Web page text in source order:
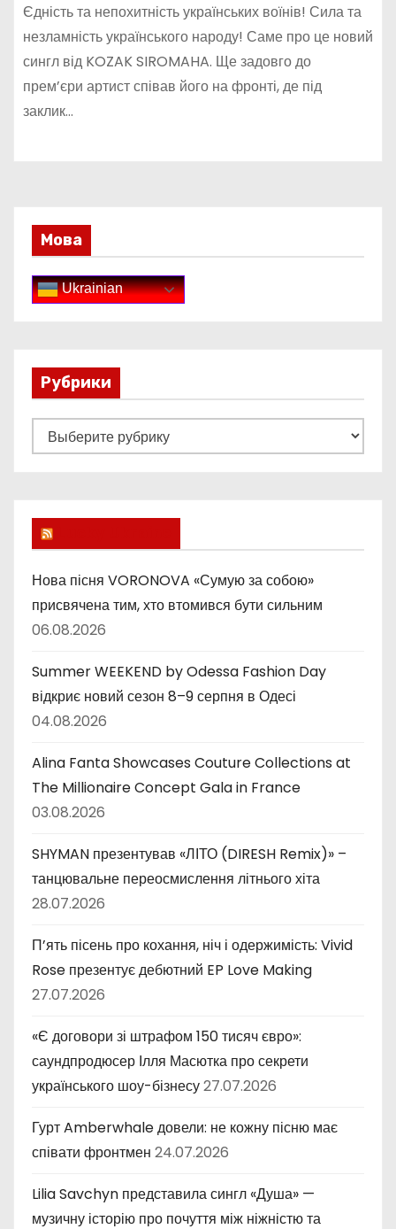
Єдність та непохитність українських воїнів! Сила та
незламність українського народу! Саме про це новий
сингл від KOZAK SIROMAHA. Ще задовго до
прем’єри артист співав його на фронті, де під
заклик…
Мова
Ukrainian
Рубрики
у
к
и
Нова пісня VORONOVA «Сумую за собою»
присвячена тим, хто втомився бути сильним
06.08.2026
Summer WEEKEND by Odessa Fashion Day
відкриє новий сезон 8–9 серпня в Одесі
04.08.2026
Alina Fanta Showcases Couture Collections at
The Millionaire Concept Gala in France
03.08.2026
SHYMAN презентував «ЛІТО (DIRESH Remix)» –
танцювальне переосмислення літнього хіта
28.07.2026
П’ять пісень про кохання, ніч і одержимість: Vivid
Rose презентує дебютний EP Love Making
27.07.2026
«Є договори зі штрафом 150 тисяч євро»:
саундпродюсер Ілля Масютка про секрети
українського шоу-бізнесу27.07.2026
Гурт Amberwhale довели: не кожну пісню має
співати фронтмен 24.07.2026
Lilia Savchyn представила сингл «Душа» —
музичну історію про почуття між ніжністю та